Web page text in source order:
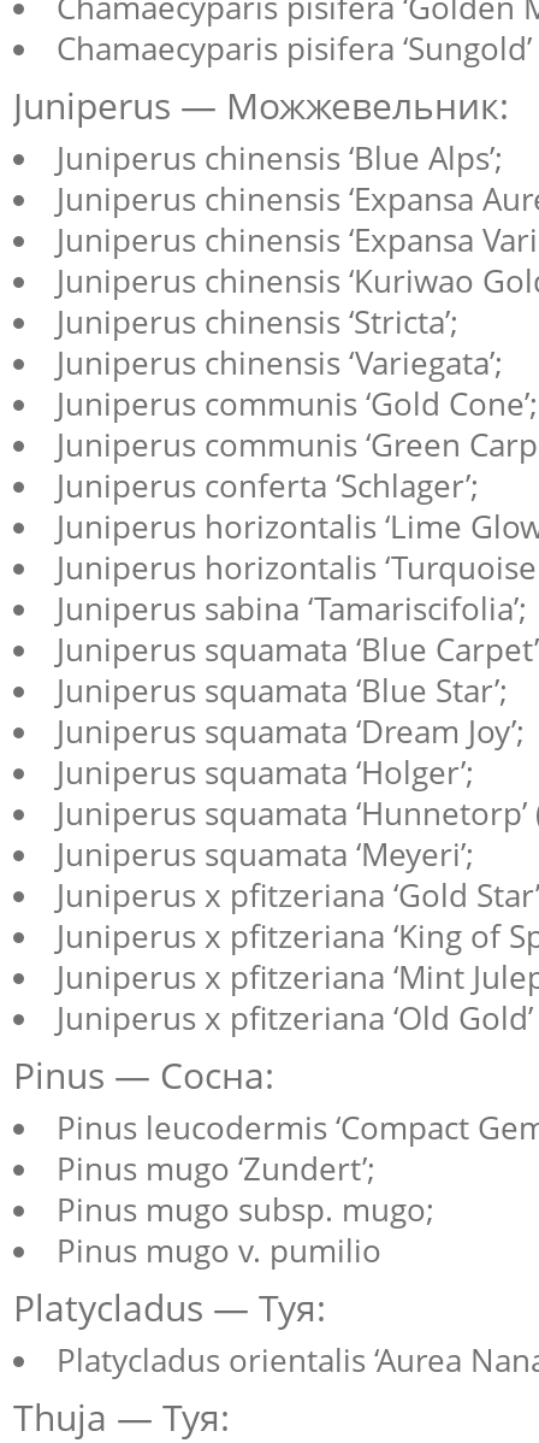
Chamaecyparis pisifera ‘Sungold’
Juniperus — Можжевельник:
Juniperus chinensis ‘Blue Alps’;
Juniperus chinensis ‘Expansa
Juniperus chinensis ‘Expansa
Juniperus chinensis ‘Kuriwao
Juniperus chinensis ‘Stricta’;
Juniperus chinensis ‘Variegata’;
Juniperus communis ‘Gold Cone’;
Juniperus communis ‘Green
Juniperus conferta ‘Schlager’;
Juniperus horizontalis ‘Lime
Juniperus horizontalis
Juniperus sabina ‘Tamariscifolia’;
Juniperus squamata ‘Blue
Juniperus squamata ‘Blue Star’;
Juniperus squamata ‘Dream Joy’;
Juniperus squamata ‘Holger’;
Juniperus squamata ‘Hunnetorp’
Juniperus squamata ‘Meyeri’;
Juniperus x pfitzeriana ‘Gold
Juniperus x pfitzeriana ‘King of
Juniperus x pfitzeriana ‘Mint
Juniperus x pfitzeriana ‘Old Gold’
Pinus — Сосна:
Pinus leucodermis ‘Compact
Pinus mugo ‘Zundert’;
Pinus mugo subsp. mugo;
Pinus mugo v. pumilio
Platycladus — Туя:
Platycladus orientalis ‘Aurea
Thuja — Туя: